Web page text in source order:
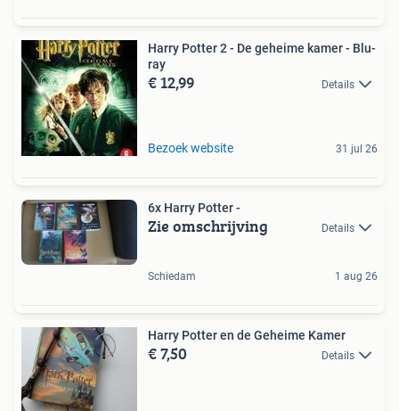
Harry Potter 2 - De geheime kamer - Blu-
ray
€ 12,99 Details
Bezoek website 31 jul 26
6x Harry Potter -
Zie omschrijving Details
Schiedam 1 aug 26
Harry Potter en de Geheime Kamer
€ 7,50 Details